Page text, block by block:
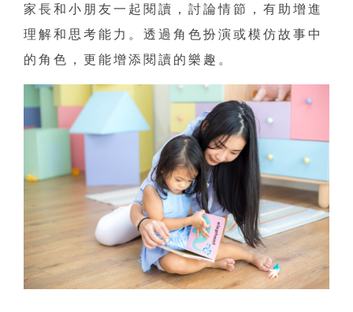
家長和小朋友一起閱讀，討論情節，有助增進
理解和思考能力。透過角色扮演或模仿故事中
的角色，更能增添閱讀的樂趣。